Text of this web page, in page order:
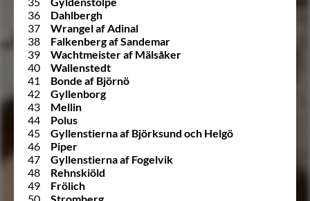
36
Dahlbergh
37
Wrangel af Adinal
38
Falkenberg af Sandemar
39
Wachtmeister af Mälsåker
40
Wallenstedt
41
Bonde af Björnö
42
Gyllenborg
43
Mellin
44
Polus
45
Gyllenstierna af Björksund och Helgö
46
Piper
47
Gyllenstierna af Fogelvik
48
Rehnskiöld
49
Frölich